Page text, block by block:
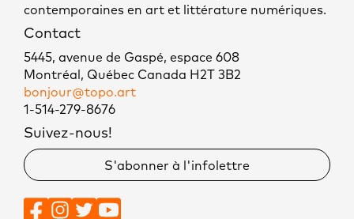
contemporaines en art et littérature numériques.
Contact
5445, avenue de Gaspé, espace 608
Montréal, Québec Canada H2T 3B2
bonjour@topo.art
1-514-279-8676
Suivez-nous!
S'abonner à l'infolettre